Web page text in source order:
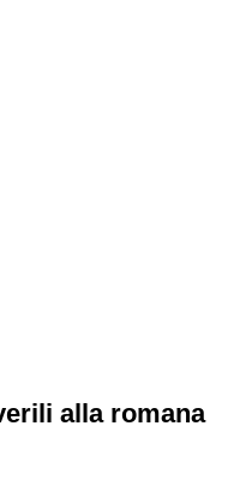
alla romana